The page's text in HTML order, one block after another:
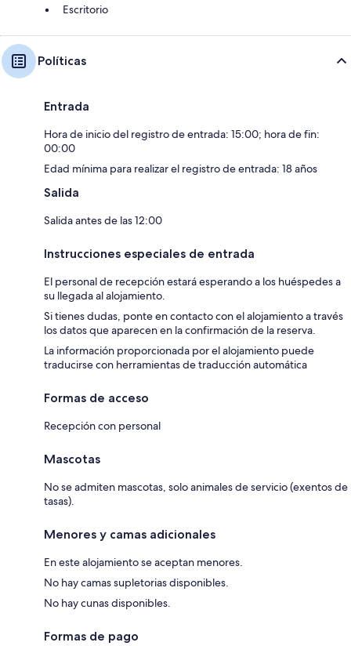
Escritorio
Políticas
Entrada
Hora de inicio del registro de entrada: 15:00; hora de fin:
00:00
Edad mínima para realizar el registro de entrada: 18 años
Salida
Salida antes de las 12:00
Instrucciones especiales de entrada
El personal de recepción estará esperando a los huéspedes a
su llegada al alojamiento.
Si tienes dudas, ponte en contacto con el alojamiento a través
los datos que aparecen en la confirmación de la reserva.
La información proporcionada por el alojamiento puede
traducirse con herramientas de traducción automática
Formas de acceso
Recepción con personal
Mascotas
No se admiten mascotas, solo animales de servicio (exentos de
tasas).
Menores y camas adicionales
En este alojamiento se aceptan menores.
No hay camas supletorias disponibles.
No hay cunas disponibles.
Formas de pago